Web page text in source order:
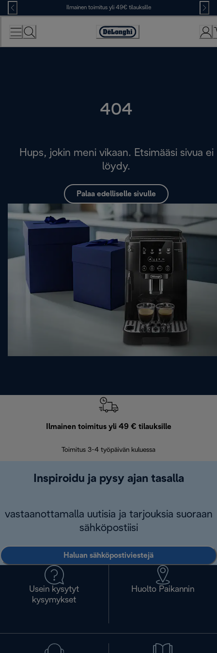
Skip
to
Content
Ilmainen toimitus yli 49€ tilauksille
Accessibility
Statement
404
Hups, jokin meni vikaan. Etsimääsi sivua ei
löydy.
Palaa edelliselle sivulle
Ilmainen toimitus yli 49 € tilauksille
Toimitus 3-4 työpäivän kuluessa
Inspiroidu ja pysy ajan tasalla
vastaanottamalla uutisia ja tarjouksia suoraan
sähköpostiisi
Haluan sähköpostiviestejä
Usein kysytyt
kysymykset
Huolto Paikannin